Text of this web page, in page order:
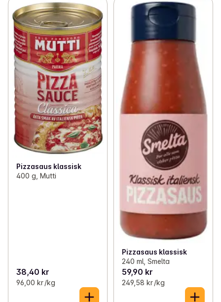
Pizzasaus klassisk
400 g, Mutti
38,40 kr
96,00 kr /kg
Pizzasaus klassisk
240 ml, Smelta
59,90 kr
249,58 kr /kg